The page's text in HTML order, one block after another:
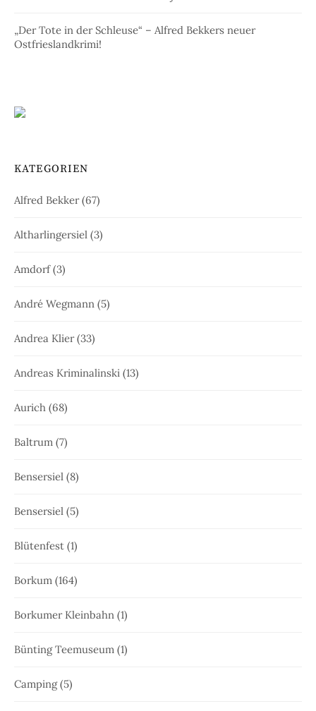
„Der Tote in der Schleuse“ – Alfred Bekkers neuer
Ostfrieslandkrimi!
KATEGORIEN
Alfred Bekker(67)
Altharlingersiel (3)
Amdorf(3)
André Wegmann (5)
Andrea Klier(33)
Andreas Kriminalinski (13)
Aurich (68)
Baltrum (7)
Bensersiel (8)
Bensersiel (5)
Blütenfest (1)
Borkum (164)
Borkumer Kleinbahn (1)
Bünting Teemuseum (1)
Camping(5)